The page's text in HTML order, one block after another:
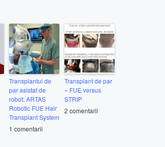
Transplantul de
par asistat de
robot: ARTAS
Robotic FUE Hair
Transplant System
1 comentarii
Transplant de par
– FUE versus
STRIP
2 comentarii